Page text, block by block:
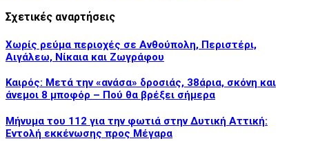
Σχετικές αναρτήσεις
Χωρίς ρεύμα περιοχές σε Ανθούπολη, Περιστέρι,
Αιγάλεω, Νίκαια και Ζωγράφου
Καιρός: Μετά την «ανάσα» δροσιάς, 38άρια, σκόνη και
άνεμοι 8 μποφόρ – Πού θα βρέξει σήμερα
Μήνυμα του 112 για την φωτιά στην Δυτική Αττική:
Εντολή εκκένωσης προς Μέγαρα